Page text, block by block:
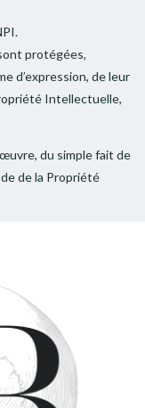
protégées,
d’expression, de leur
Intellectuelle,
du simple fait de
de la Propriété